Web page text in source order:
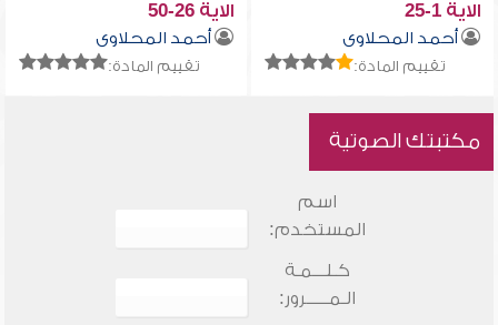
الاية 1-25
أحمد المحلاوى
تقييم المادة:
الاية 26-50
أحمد المحلاوى
تقييم المادة:
مكتبتك الصوتية
اسم
المستخدم:
كـلـــمـة
الـمـــــرور: